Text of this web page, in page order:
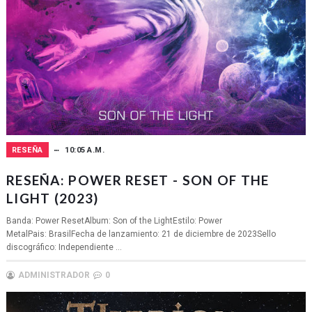
RESEÑA 10:05 A.M.
RESEÑA: POWER RESET - SON OF THE
LIGHT (2023)
Banda: Power ResetAlbum: Son of the LightEstilo: Power
MetalPais: BrasilFecha de lanzamiento: 21 de diciembre de 2023Sello
discográfico: Independiente ...
ADMINISTRADOR 0